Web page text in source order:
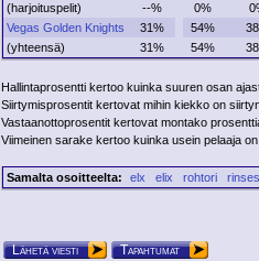
(harjoituspelit) --% 0%
Vegas Golden Knights
31% 54%
(yhteensä)
31% 54%
Hallintaprosentti kertoo kuinka suuren osan
Siirtymisprosentit kertovat mihin kiekko on
Vastaanottoprosentit kertovat montako
Viimeinen sarake kertoo kuinka usein pelaaja
Samalta osoitteelta: elx elix rohtori
Lähetä viesti Tapahtumat